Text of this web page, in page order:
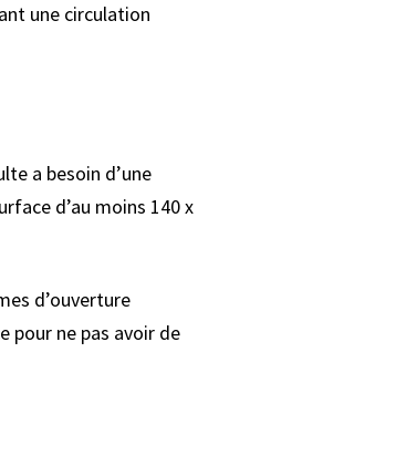
une circulation
a besoin d’une
d’au moins 140 x
d’ouverture
pour ne pas avoir de